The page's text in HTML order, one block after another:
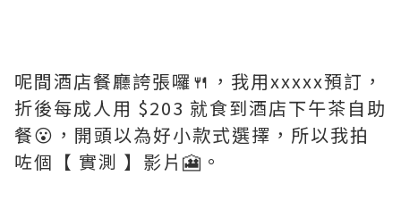
呢間酒店餐廳誇張囉🍴，我用xxxxx預訂，
折後每成人用 $203 就食到酒店下午茶自助
餐😮，開頭以為好小款式選擇，所以我拍
咗個【 實測 】影片🎦。